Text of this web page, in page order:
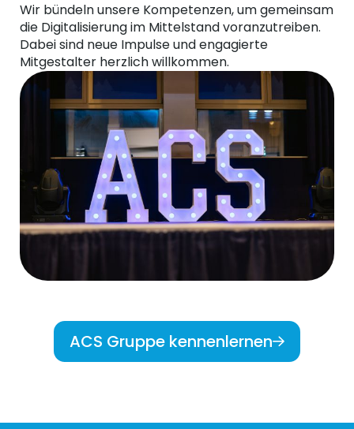
Wir bündeln unsere Kompetenzen, um gemeinsam
die Digitalisierung im Mittelstand voranzutreiben.
Dabei sind neue Impulse und engagierte
Mitgestalter herzlich willkommen.
ACS Gruppe kennenlernen